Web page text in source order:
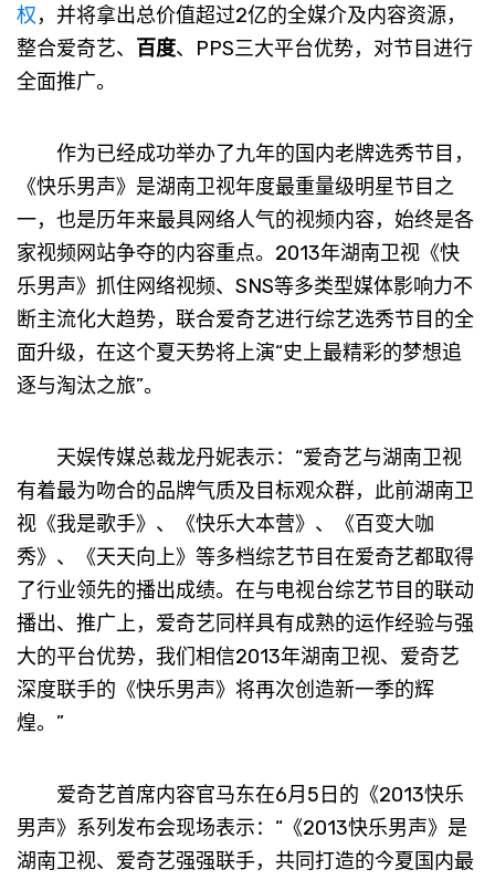
权，并将拿出总价值超过2亿的全媒介及内容资源，
整合爱奇艺、 百度、PPS三大平台优势，对节目进行
全面推广。
作为已经成功举办了九年的国内老牌选秀节目，
《快乐男声》是湖南卫视年度最重量级明星节目之
一，也是历年来最具网络人气的视频内容，始终是各
家视频网站争夺的内容重点。2013年湖南卫视《快
乐男声》抓住网络视频、SNS等多类型媒体影响力不
断主流化大趋势，联合爱奇艺进行综艺选秀节目的全
面升级，在这个夏天势将上演“史上最精彩的梦想追
逐与淘汰之旅”。
天娱传媒总裁龙丹妮表示：“爱奇艺与湖南卫视
有着最为吻合的品牌气质及目标观众群，此前湖南卫
视《我是歌手》、《快乐大本营》、《百变大咖
秀》、《天天向上》等多档综艺节目在爱奇艺都取得
了行业领先的播出成绩。在与电视台综艺节目的联动
播出、推广上，爱奇艺同样具有成熟的运作经验与强
大的平台优势，我们相信2013年湖南卫视、爱奇艺
深度联手的《快乐男声》将再次创造新一季的辉
煌。”
爱奇艺首席内容官马东在6月5日的《2013快乐
男声》系列发布会现场表示：“《2013快乐男声》是
湖南卫视、爱奇艺强强联手，共同打造的今夏国内最